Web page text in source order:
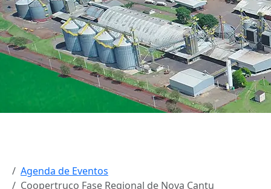
Agenda de Eventos
Coopertruco Fase Regional de Nova Cantu